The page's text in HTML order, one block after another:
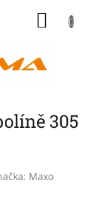
305
Maxo